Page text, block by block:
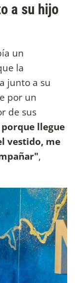
a su hijo
un
la
junto a su
por un
de sus
llegue
vestido, me
,